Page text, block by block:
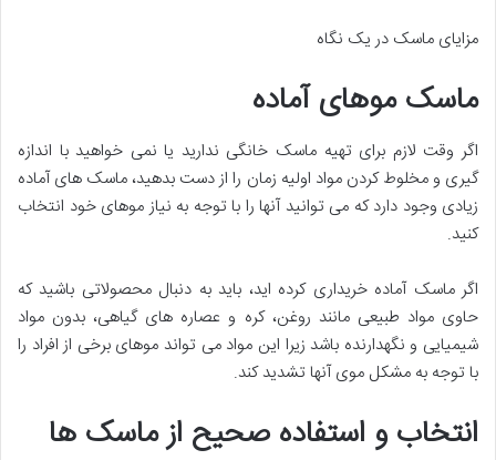
مزایای ماسک در یک نگاه
ماسک موهای آماده
اگر وقت لازم برای تهیه ماسک خانگی ندارید یا نمی خواهید با اندازه
گیری و مخلوط کردن مواد اولیه زمان را از دست بدهید، ماسک های آماده
زیادی وجود دارد که می توانید آنها را با توجه به نیاز موهای خود انتخاب
کنید.
اگر ماسک آماده خریداری کرده اید، باید به دنبال محصولاتی باشید که
حاوی مواد طبیعی مانند روغن، کره و عصاره های گیاهی، بدون مواد
شیمیایی و نگهدارنده باشد زیرا این مواد می تواند موهای برخی از افراد را
با توجه به مشکل موی آنها تشدید کند.
انتخاب و استفاده صحیح از ماسک ها